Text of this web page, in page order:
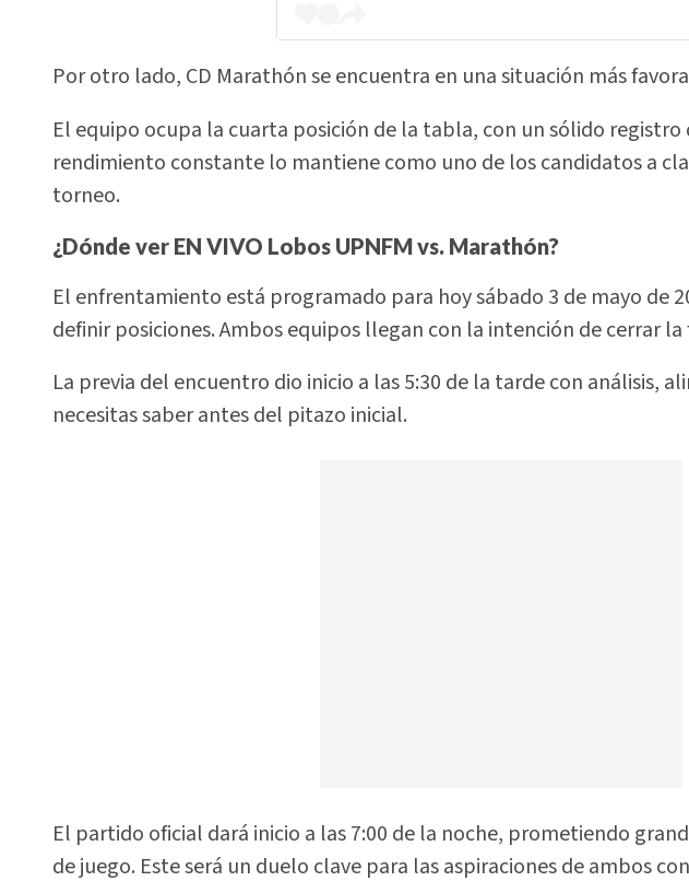
Por otro lado, CD Marathón se encuentra en una situación más
El equipo ocupa la cuarta posición de la tabla, con un sólido registro
rendimiento constante lo mantiene como uno de los candidatos a
torneo.
¿Dónde ver EN VIVO Lobos UPNFM vs. Marathón?
El enfrentamiento está programado para hoy sábado 3 de mayo de
definir posiciones. Ambos equipos llegan con la intención de cerrar
La previa del encuentro dio inicio a las 5:30 de la tarde con análisis,
necesitas saber antes del pitazo inicial.
El partido oficial dará inicio a las 7:00 de la noche, prometiendo
de juego. Este será un duelo clave para las aspiraciones de ambos